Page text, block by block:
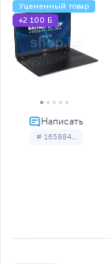
# 165884...
Уцененный товар
+2 100 Б